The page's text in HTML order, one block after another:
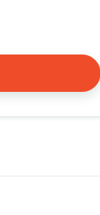
入りに保存するには